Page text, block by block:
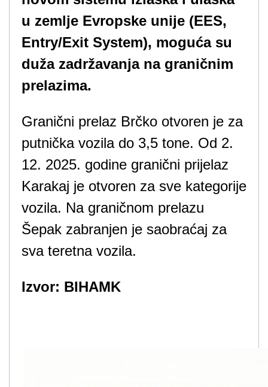
u zemlje Evropske unije (EES,
Entry/Exit System), moguća su
duža zadržavanja na graničnim
prelazima.
Granični prelaz Brčko otvoren je za
putnička vozila do 3,5 tone. Od 2.
12. 2025. godine granični prijelaz
Karakaj je otvoren za sve kategorije
vozila. Na graničnom prelazu
Šepak zabranjen je saobraćaj za
sva teretna vozila.
Izvor: BIHAMK